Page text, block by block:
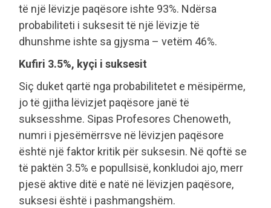
të një lëvizje paqësore ishte 93%. Ndërsa
probabiliteti i suksesit të një lëvizje të
dhunshme ishte sa gjysma – vetëm 46%.
Kufiri 3.5%, kyçi i suksesit
Siç duket qartë nga probabilitetet e mësipërme,
jo të gjitha lëvizjet paqësore janë të
suksesshme. Sipas Profesores Chenoweth,
numri i pjesëmërrsve në lëvizjen paqësore
është një faktor kritik për suksesin. Në qoftë se
të paktën 3.5% e popullsisë, konkludoi ajo, merr
pjesë aktive ditë e natë në lëvizjen paqësore,
suksesi është i pashmangshëm.